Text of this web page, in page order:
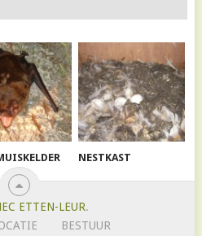
NESTKAST
ETTEN-LEUR.
BESTUUR